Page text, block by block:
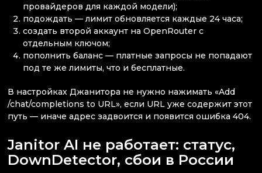
провайдеров для каждой модели);
подождать — лимит обновляется каждые 24 часа;
создать второй аккаунт на OpenRouter с
отдельным ключом;
пополнить баланс — платные запросы не попадают
под те же лимиты, что и бесплатные.
В настройках Джанитора не нужно нажимать «Add
/chat/completions to URL», если URL уже содержит этот
путь — иначе адрес задвоится и появится ошибка 404.
Janitor AI не работает: статус,
DownDetector, сбои в России